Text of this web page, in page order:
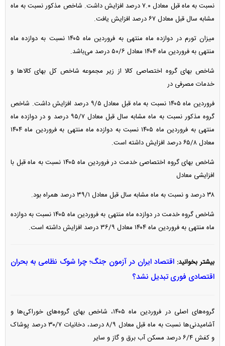
نسبت به ماه قبل معادل ۷.۰ درصد افزایش داشت. شاخص مذکور نسبت به ماه
مشابه سال قبل معادل ۶۷ درصد افزایش یافت.
میزان تورم در دوازده ماه منتهی به فروردین ماه ۱۴۰۵ نسبت به دوازده ماه
منتهی به فروردین ماه ۱۴۰۴ معادل ۵۰/۶ درصد می‌باشد.
شاخص بهای گروه اختصاصی کالا از زیر مجموعه شاخص کل بهای کالا‌ها و
خدمات مصرفی در
فروردین ماه ۱۴۰۵ نسبت به ماه قبل معادل ۹/۵ درصد افزایش داشت. شاخص
گروه مذکور نسبت به ماه مشابه سال قبل معادل ۹۵/۷ درصد و در دوازده ماه
منتهی به فروردین ماه ۱۴۰۵ نسبت به دوازده ماه منتهی به فروردین ماه ۱۴۰۴
معادل ۶۵/۸ درصد افزایش داشته است.
شاخص بهای گروه اختصاصی خدمت در فروردین ماه ۱۴۰۵ نسبت به ماه قبل با
افزایشی معادل
۳۸ درصد و نسبت به ماه مشابه سال قبل معادل ۳۹/۱ درصد همراه بود.
شاخص گروه خدمت در دوازده ماه منتهی به فروردین ماه ۱۴۰۵ نسبت به دوازده
ماه منتهی به فروردین ماه ۱۴۰۴ معادل ۳۶/۹ درصد افزایش داشته است.
بیشتر بخوانید:اقتصاد ایران در آزمون جنگ؛ چرا شوک نظامی به بحران
اقتصادی فوری تبدیل نشد؟
گروه‌های اصلی در فروردین ماه ۱۴۰۵، شاخص بهای گروه‌های خوراکی‌ها و
آشامیدنی‌ها نسبت به ماه قبل معادل ۸/۹ درصد، دخانیات ۳۰/۷ درصد پوشاک
و کفش ۶/۴ درصد مسکن آب برق و گاز و سایر